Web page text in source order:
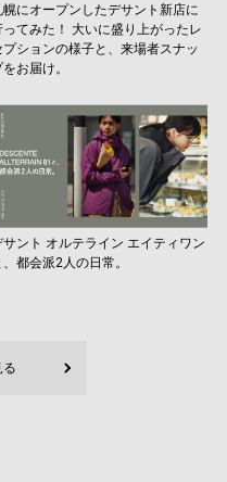
幌にオープンしたデサント新店に
ってみた！ 大いに盛り上がったレ
プションの様子と、来場者スナッ
をお届け。
サント オルテライン エイティワン
、都会派2人の日常。
る